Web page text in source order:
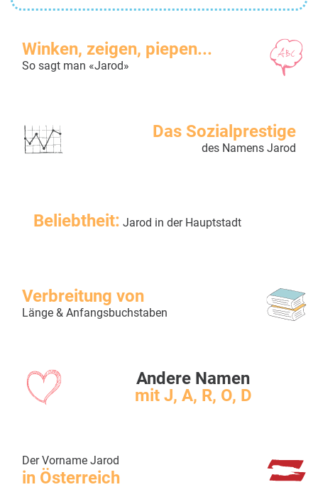
Winken, zeigen, piepen...
So sagt man «Jarod»
Das Sozialprestige
des Namens Jarod
Beliebtheit: Jarod in der Hauptstadt
Verbreitung von
Länge & Anfangsbuchstaben
Andere Namen
mit J, A, R, O, D
Der Vorname Jarod
in Österreich